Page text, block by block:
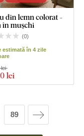
din lemn colorat -
în mușchi
(0)
estimată în 4 zile
lei
89